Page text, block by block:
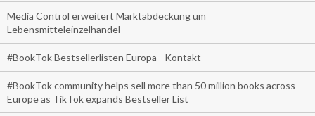
Media Control erweitert Marktabdeckung um
Lebensmitteleinzelhandel
#BookTok Bestsellerlisten Europa - Kontakt
#BookTok community helps sell more than 50 million books across
Europe as TikTok expands Bestseller List